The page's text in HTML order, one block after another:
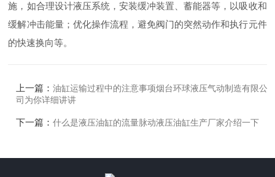
施，如合理设计液压系统，安装缓冲装置、蓄能器等，以吸收和
缓解冲击能量；优化操作流程，避免阀门的突然动作和执行元件
的快速换向等。
上一篇：油缸运输过程中的注意事项烟台环球液压气动制造有限公
司为你详细讲讲
下一篇：什么是液压油缸的流量脉动液压油缸生产厂家介绍一下